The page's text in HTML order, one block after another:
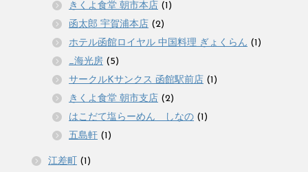
きくよ食堂 朝市本店 (1)
函太郎 宇賀浦本店 (2)
ホテル函館ロイヤル 中国料理 ぎょくらん (1)
_海光房 (5)
サークルKサンクス 函館駅前店 (1)
きくよ食堂 朝市支店 (2)
はこだて塩らーめん しなの (1)
五島軒 (1)
江差町 (1)